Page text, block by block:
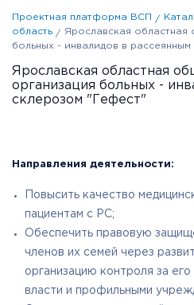
Проектная платформа ВСП
область
Ярославская областная
больных - инвалидов в
Ярославская областная
организация больных -
склерозом "Гефест"
Направления деятельности:
Повысить качество
пациентам с РС;
Обеспечить правовую
членов их семей через
организацию контроля за
власти и профильными